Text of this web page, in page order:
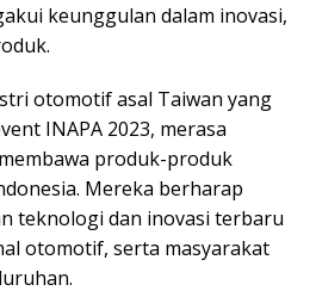
keunggulan dalam inovasi,
otomotif asal Taiwan yang
INAPA 2023, merasa
produk-produk
Mereka berharap
teknologi dan inovasi terbaru
otomotif, serta masyarakat